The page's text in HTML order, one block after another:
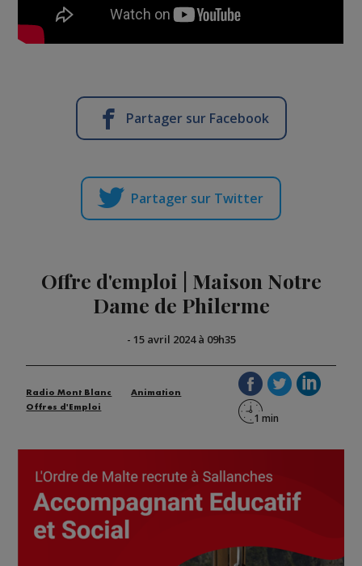
Partager sur Facebook
Partager sur Twitter
Offre d'emploi | Maison Notre
Dame de Philerme
- 15 avril 2024 à 09h35
Radio Mont Blanc
Animation
Offres d'Emploi